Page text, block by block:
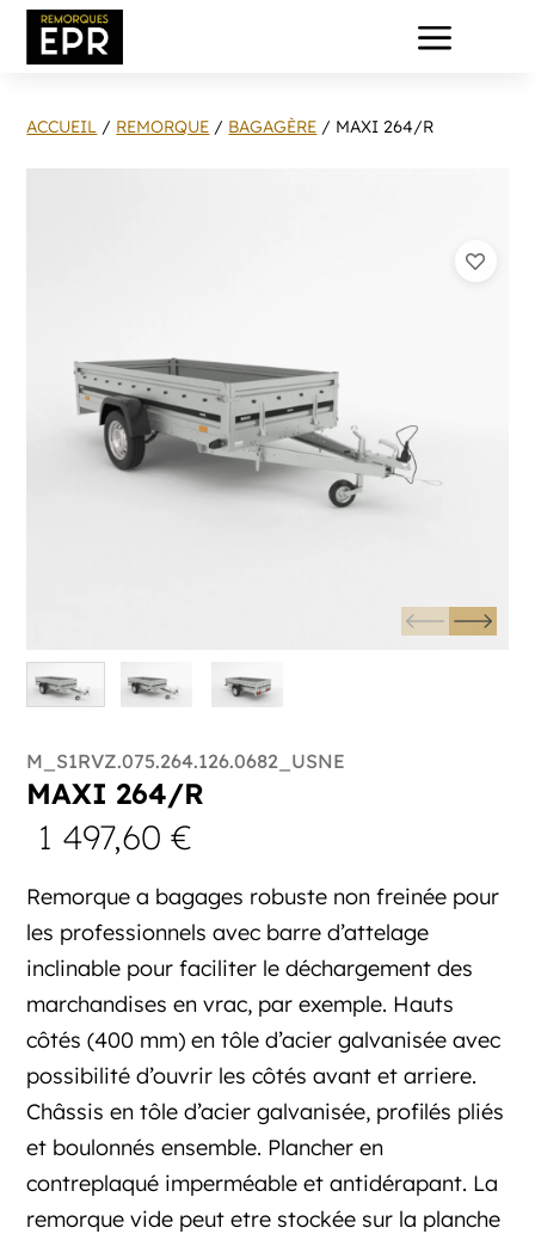
a
ACCUEIL / REMORQUE / BAGAGÈRE / MAXI 264/R
M_S1RVZ.075.264.126.0682_USNE
MAXI 264/R
1 497,60€
Remorque a bagages robuste non freinée pour
les professionnels avec barre d’attelage
inclinable pour faciliter le déchargement des
marchandises en vrac, par exemple. Hauts
côtés (400 mm) en tôle d’acier galvanisée avec
possibilité d’ouvrir les côtés avant et arriere.
Châssis en tôle d’acier galvanisée, profilés pliés
et boulonnés ensemble. Plancher en
contreplaqué imperméable et antidérapant. La
remorque vide peut etre stockée sur la planche